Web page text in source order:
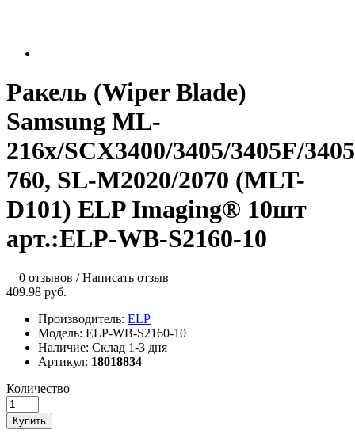
Ракель (Wiper Blade)
Samsung ML-
216x/SCX3400/3405/3405F/
760, SL-M2020/2070 (MLT-
D101) ELP Imaging® 10шт
арт.:ELP-WB-S2160-10
0 отзывов /Написать отзыв
409.98 руб.
Производитель: ELP
Модель: ELP-WB-S2160-10
Наличие: Склад 1-3 дня
Артикул: 18018834
Количество
Купить